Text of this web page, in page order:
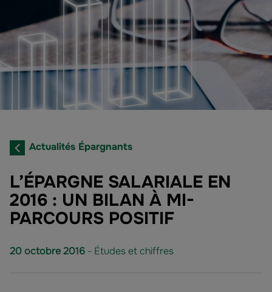
Actualités Épargnants
L’ÉPARGNE SALARIALE EN
2016 : UN BILAN À MI-
PARCOURS POSITIF
20 octobre 2016 - Études et chiffres